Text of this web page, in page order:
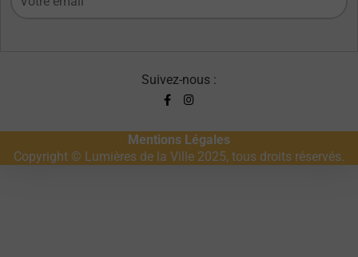
Suivez-nous :
Mentions Légales
Copyright © Lumières de la Ville 2025, tous droits réservés.